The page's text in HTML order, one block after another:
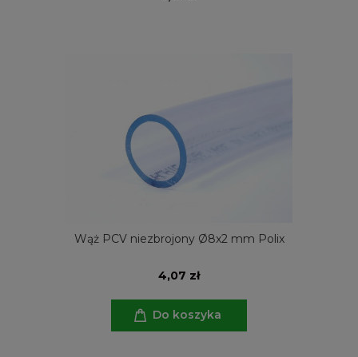
Wąż PCV niezbrojony Ø8x2 mm Polix
4,07 zł
Do koszyka